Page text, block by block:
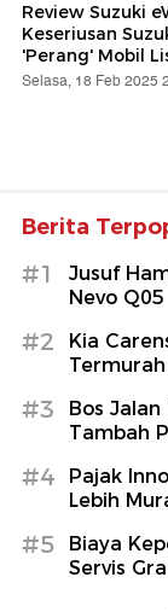
Review Suzuki
Keseriusan
'Perang' Mobil
Selasa, 18 Feb 2025
Berita
#1
Jusuf
Nevo Q05
#2
Kia
#3
Bos
Tambah
#4
Pajak
Lebih
#5
Biaya
Servis